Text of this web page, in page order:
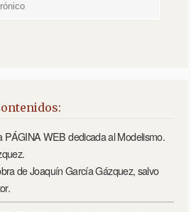
PÁGINA WEB dedicada al Modelismo.
de Joaquín García Gázquez, salvo